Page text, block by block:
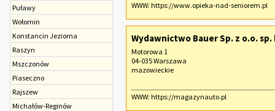
Puławy
Wołomin
Konstancin Jeziorna
Raszyn
Mszczonów
Piaseczno
Rajszew
Michałów-Reginów
WWW: https://www.opieka-nad-seniorem.pl
Wydawnictwo Bauer Sp. z o.o. sp.
Motorowa 1
04-035 Warszawa
mazowieckie
WWW: https://magazynauto.pl